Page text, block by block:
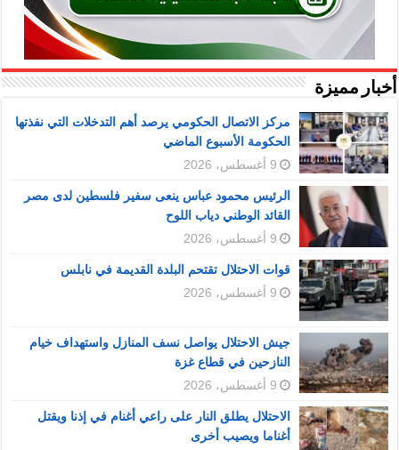
أخبار مميزة
مركز الاتصال الحكومي يرصد أهم التدخلات التي نفذتها
الحكومة الأسبوع الماضي
9 أغسطس، 2026
الرئيس محمود عباس ينعى سفير فلسطين لدى مصر
القائد الوطني دياب اللوح
9 أغسطس، 2026
قوات الاحتلال تقتحم البلدة القديمة في نابلس
9 أغسطس، 2026
جيش الاحتلال يواصل نسف المنازل واستهداف خيام
النازحين في قطاع غزة
9 أغسطس، 2026
الاحتلال يطلق النار على راعي أغنام في إذنا ويقتل
أغناما ويصيب أخرى